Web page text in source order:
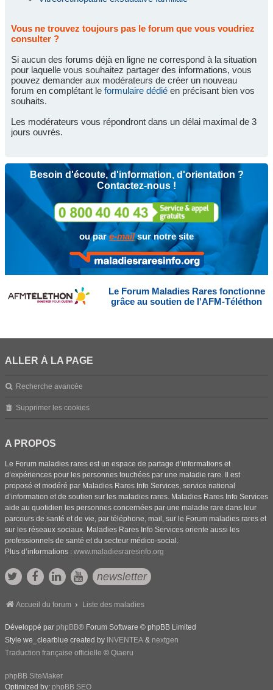
Vous ne trouvez toujours pas le forum que vous voudriez
consulter ?
Si aucun des forums déjà en ligne ne correspond à la situation
pour laquelle vous souhaitez partager des informations, vous
pouvez demander aux modérateurs de créer un nouveau
forum en complétant le formulaire dédié en précisant bien vos
souhaits.
Les modérateurs vous répondront dans un délai maximal de 3
jours ouvrés.
Besoin d'écoute, d'information, d'orientation ?
Contactez-nous !
ou pare-mailsur notre site
Le Forum Maladies Rares fonctionne
grâce au soutien de l'AFM-Téléthon
ALLER À LA PAGE
Recherche avancée
Supprimer les cookies
A PROPOS
Le Forum maladies rares est un espace de partage d’informations et
d’expériences pour les personnes touchées par une maladie rare. Il est
proposé et modéré par Maladies Rares Info Services, service national
d’information et de soutien sur les maladies rares. Maladies Rares Info Services
aide au quotidien les personnes concernées par une maladie rare dans leur
parcours de santé et de vie, par téléphone, mail, sur le Forum maladies rares et
sur les réseaux sociaux. Maladies Rares Info Services oriente aussi les
professionnels de santé et du secteur médico-social.
Plus d’informations : www.maladiesraresinfo.org
newsletter
Accueil du forum Liste des maladies
Développé par phpBB® Forum Software © phpBB Limited
Style we_clearblue created by INVENTEA & nextgen
Traduction française officielle © Qiaeru
phpBB SiteMaker
Optimized by: phpBB SEO